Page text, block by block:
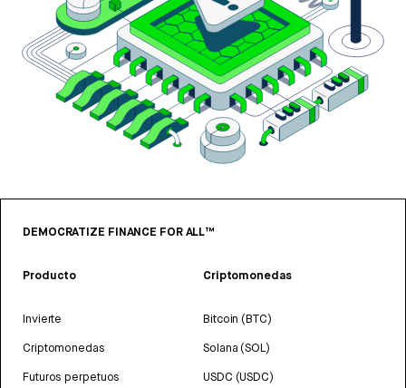
DEMOCRATIZE FINANCE FOR ALL™
Producto
Invierte
Criptomonedas
Futuros perpetuos
Criptomonedas
Bitcoin (BTC)
Solana (SOL)
USDC (USDC)